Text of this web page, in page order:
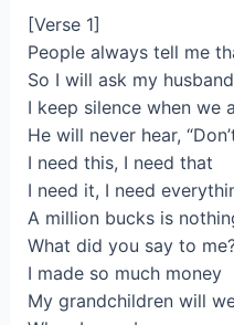
[Verse 1]
People always tell me
So I will ask my
I keep silence when we
He will never hear,
I need this, I need that
I need it, I need
A million bucks is
What did you say to
I made so much money
My grandchildren will